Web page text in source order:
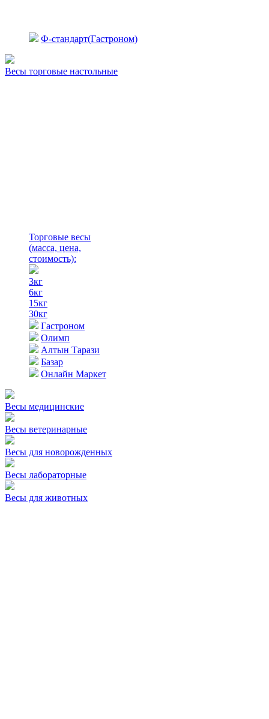
Ф-стандарт(Гастроном)
Весы торговые настольные
Торговые весы
(масса, цена,
стоимость):
3кг
6кг
15кг
30кг
Гастроном
Олимп
Алтын Тарази
Базар
Онлайн Маркет
Весы медицинские
Весы ветеринарные
Весы для новорожденных
Весы лабораторные
Весы для животных